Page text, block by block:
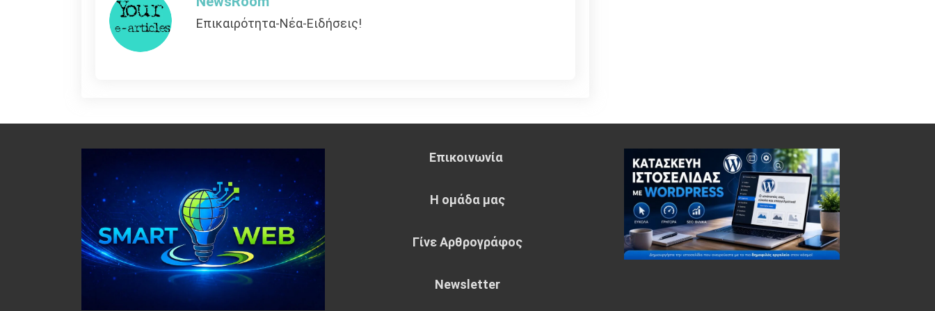
Επικαιρότητα-Νέα-Ειδήσεις!
Επικοινωνία
Η ομάδα μας
Γίνε Αρθρογράφος
Newsletter